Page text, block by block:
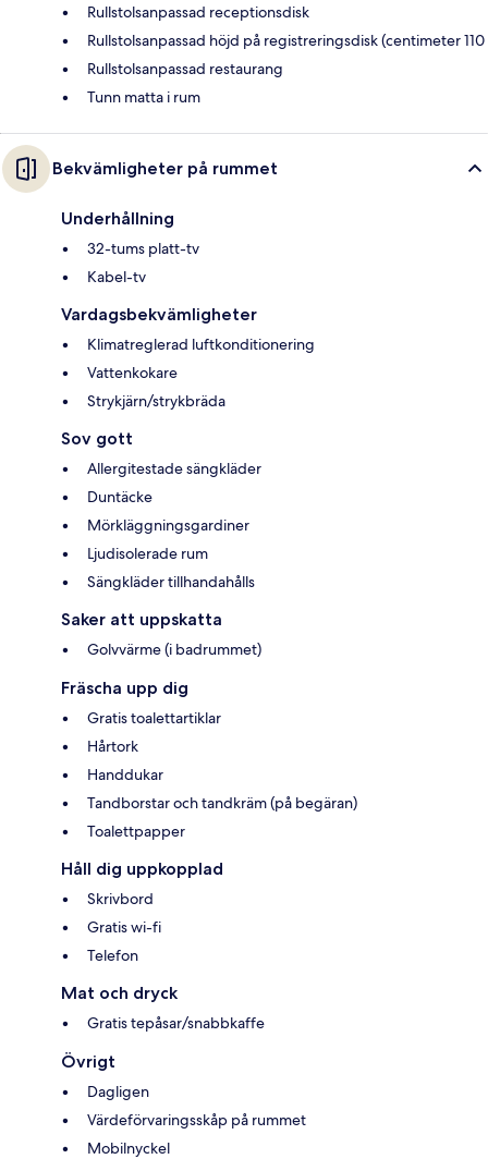
Rullstolsanpassad receptionsdisk
Rullstolsanpassad höjd på registreringsdisk (centimeter 110
Rullstolsanpassad restaurang
Tunn matta i rum
Bekvämligheter på rummet
Underhållning
32-tums platt-tv
Kabel-tv
Vardagsbekvämligheter
Klimatreglerad luftkonditionering
Vattenkokare
Strykjärn/strykbräda
Sov gott
Allergitestade sängkläder
Duntäcke
Mörkläggningsgardiner
Ljudisolerade rum
Sängkläder tillhandahålls
Saker att uppskatta
Golvvärme (i badrummet)
Fräscha upp dig
Gratis toalettartiklar
Hårtork
Handdukar
Tandborstar och tandkräm (på begäran)
Toalettpapper
Håll dig uppkopplad
Skrivbord
Gratis wi-fi
Telefon
Mat och dryck
Gratis tepåsar/snabbkaffe
Övrigt
Dagligen
Värdeförvaringsskåp på rummet
Mobilnyckel